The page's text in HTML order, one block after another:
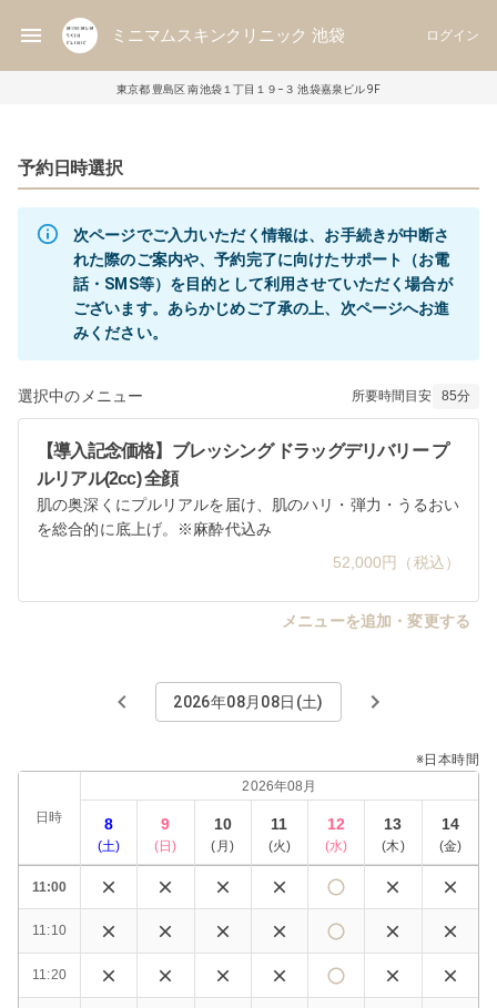
ミニマムスキンクリニック 池袋 ログイン
東京都 豊島区 南池袋１丁目１９−３ 池袋嘉泉ビル 9F
予約日時選択
次ページでご入力いただく情報は、お手続きが中断さ
れた際のご案内や、予約完了に向けたサポート（お電
話・SMS等）を目的として利用させていただく場合が
ございます。あらかじめご了承の上、次ページへお進
選択中のメニュー 所要時間目安 85分
【導入記念価格】ブレッシング ドラッグデリバリー プ
ルリアル(2cc) 全顔
肌の奥深くにプルリアルを届け、肌のハリ・弾力・うるおい
を総合的に底上げ。※麻酔代込み
52,000円（税込）
メニューを追加・変更する
2026年08月08日(土)
※日本時間
日時
2026年08月
8
(土)
9
(日)
10
( 月 )
11
(火)
12
(水)
13
(木)
14
(金)
11:00
11:10
11:20